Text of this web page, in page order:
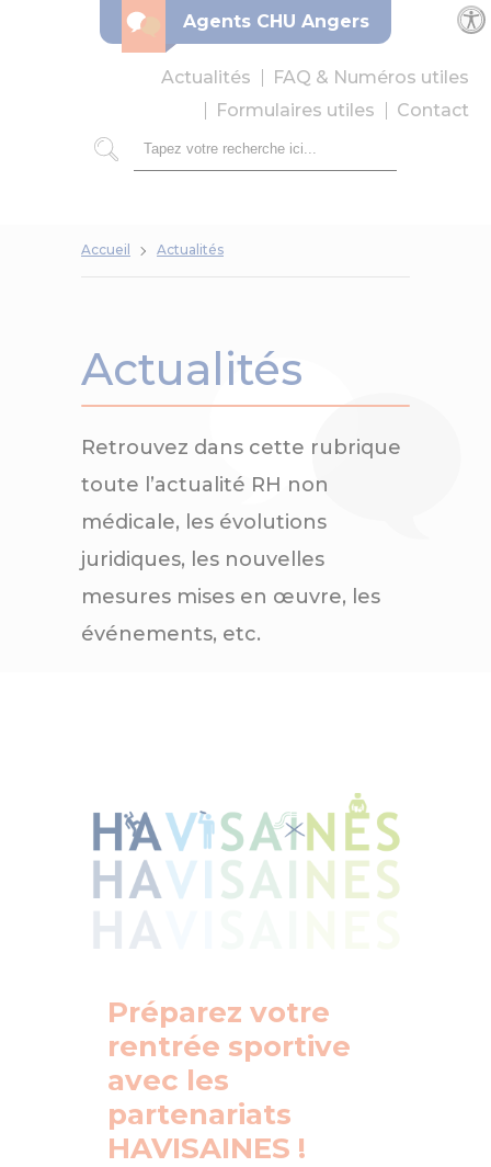
Agents CHU Angers
Rechercher
Actualités
FAQ & Numéros utiles
Formulaires utiles
Contact
Accueil Actualités
Actualités
Retrouvez dans cette rubrique
toute l’actualité RH non
médicale, les évolutions
juridiques, les nouvelles
mesures mises en œuvre, les
événements, etc.
Préparez votre rentrée sportive avec les
Préparez votre
rentrée sportive
avec les
partenariats
HAVISAINES !
Panneau de gestion des cookies